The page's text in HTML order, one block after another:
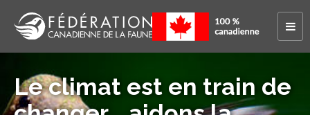
Le climat est en train de